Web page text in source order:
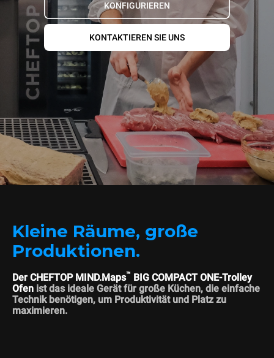
KONFIGURIEREN
KONTAKTIEREN SIE UNS
Kleine Räume, große
Produktionen.
Der CHEFTOP MIND.Maps™ BIG COMPACT ONE-Trolley
Ofen ist das ideale Gerät für große Küchen, die einfache
Technik benötigen, um Produktivität und Platz zu
maximieren.